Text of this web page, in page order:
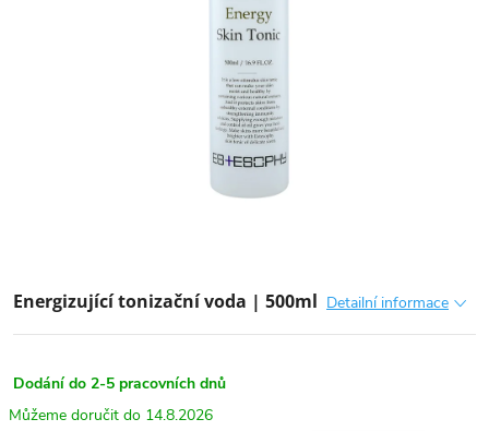
Energizující tonizační voda | 500ml Detailní informace
Dodání do 2-5 pracovních dnů
14.8.2026